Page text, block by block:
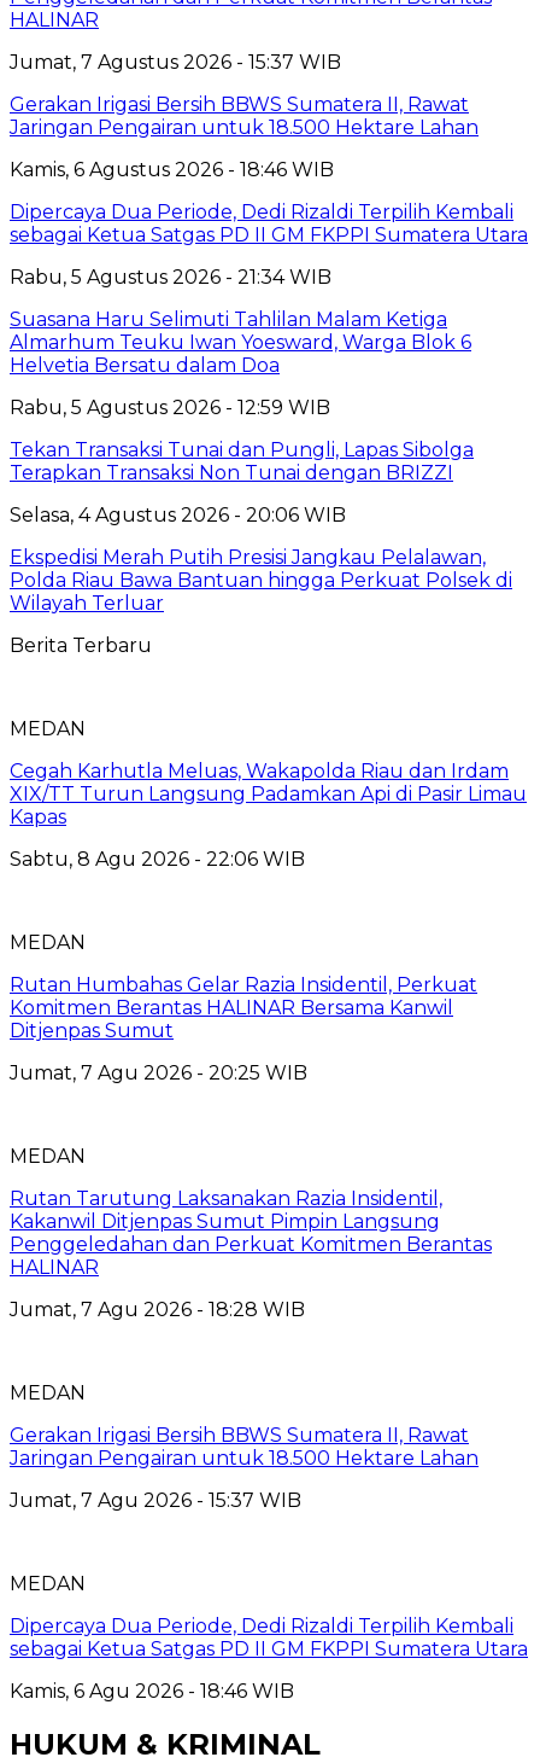
HALINAR
Jumat, 7 Agustus 2026 - 15:37 WIB
Gerakan Irigasi Bersih BBWS Sumatera II, Rawat
Jaringan Pengairan untuk 18.500 Hektare Lahan
Kamis, 6 Agustus 2026 - 18:46 WIB
Dipercaya Dua Periode, Dedi Rizaldi Terpilih Kembali
sebagai Ketua Satgas PD II GM FKPPI Sumatera Utara
Rabu, 5 Agustus 2026 - 21:34 WIB
Suasana Haru Selimuti Tahlilan Malam Ketiga
Almarhum Teuku Iwan Yoesward, Warga Blok 6
Helvetia Bersatu dalam Doa
Rabu, 5 Agustus 2026 - 12:59 WIB
Tekan Transaksi Tunai dan Pungli, Lapas Sibolga
Terapkan Transaksi Non Tunai dengan BRIZZI
Selasa, 4 Agustus 2026 - 20:06 WIB
Ekspedisi Merah Putih Presisi Jangkau Pelalawan,
Polda Riau Bawa Bantuan hingga Perkuat Polsek di
Wilayah Terluar
Berita Terbaru
MEDAN
Cegah Karhutla Meluas, Wakapolda Riau dan Irdam
XIX/TT Turun Langsung Padamkan Api di Pasir Limau
Kapas
Sabtu, 8 Agu 2026 - 22:06 WIB
MEDAN
Rutan Humbahas Gelar Razia Insidentil, Perkuat
Komitmen Berantas HALINAR Bersama Kanwil
Ditjenpas Sumut
Jumat, 7 Agu 2026 - 20:25 WIB
MEDAN
Rutan Tarutung Laksanakan Razia Insidentil,
Kakanwil Ditjenpas Sumut Pimpin Langsung
Penggeledahan dan Perkuat Komitmen Berantas
HALINAR
Jumat, 7 Agu 2026 - 18:28 WIB
MEDAN
Gerakan Irigasi Bersih BBWS Sumatera II, Rawat
Jaringan Pengairan untuk 18.500 Hektare Lahan
Jumat, 7 Agu 2026 - 15:37 WIB
MEDAN
Dipercaya Dua Periode, Dedi Rizaldi Terpilih Kembali
sebagai Ketua Satgas PD II GM FKPPI Sumatera Utara
Kamis, 6 Agu 2026 - 18:46 WIB
HUKUM & KRIMINAL